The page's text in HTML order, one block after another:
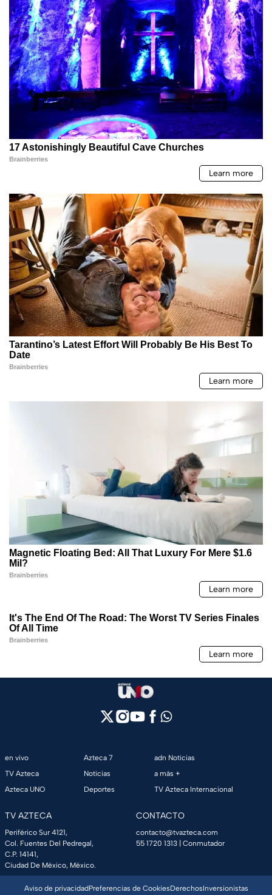
en vivo
TV Azteca
Azteca UNO
Azteca 7
Noticias
Deportes
adn Noticias
a más +
TV Azteca Internacional
TV AZTECA
Periférico Sur 4121,
Col. Fuentes Del Pedregal,
C.P. 14141,
Ciudad De México, México.
CONTACTO
contacto@tvazteca.com
55 1720 1313 | Conmutador
Aviso de privacidadPreferencias de CookiesDerechosInversionistas